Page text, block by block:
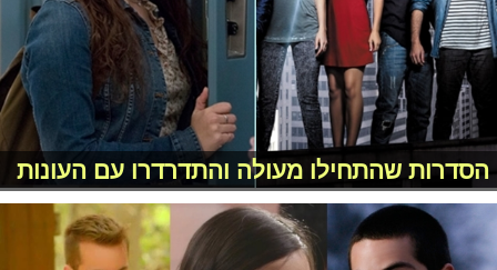
הסדרות שהתחילו מעולה והתדרדרו עם העונות